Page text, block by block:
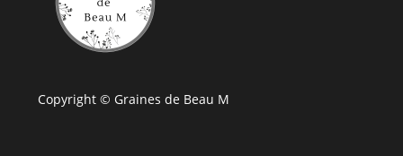
Copyright © Graines de Beau M